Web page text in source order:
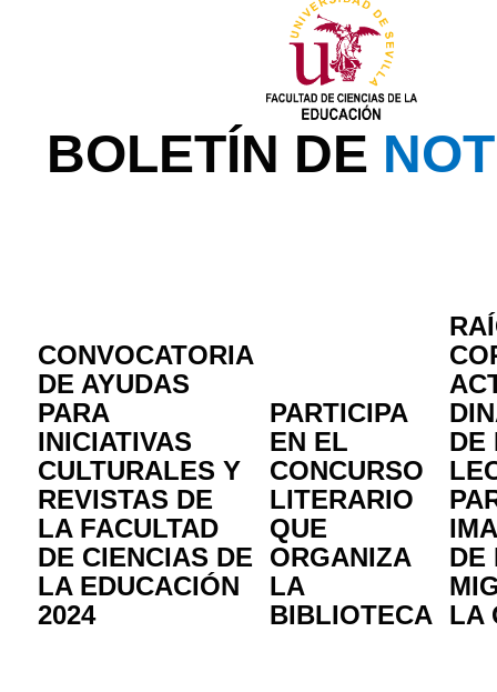
BOLETÍN DE
CONVOCATORIA
DE AYUDAS
PARA
INICIATIVAS
CULTURALES Y
REVISTAS DE
LA FACULTAD
DE CIENCIAS DE
LA EDUCACIÓN
2024
PARTICIPA
EN EL
CONCURSO
LITERARIO
QUE
ORGANIZA
LA
BIBLIOTECA
DE
DE
LA